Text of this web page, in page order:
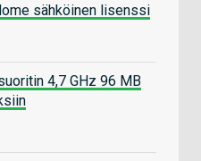
sähköinen lisenssi
4,7 GHz 96 MB